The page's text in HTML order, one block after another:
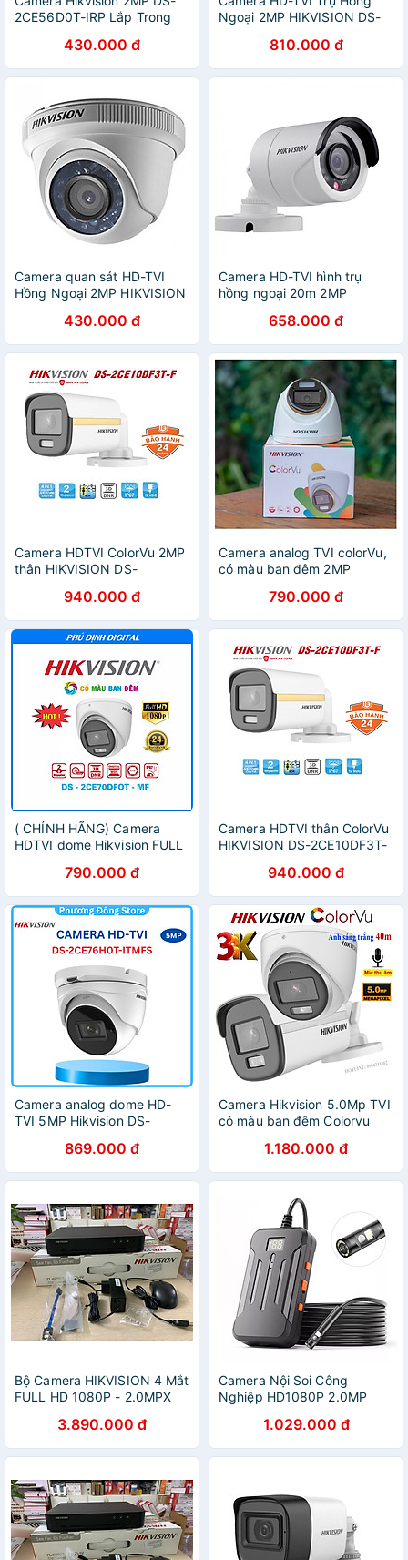
2CE56D0T-IRP Lắp Trong
430.000 đ
Ngoại 2MP HIKVISION DS-
810.000 đ
Camera quan sát HD-TVI
Hồng Ngoại 2MP HIKVISION
Chính Hãng430.000 đ
Camera HD-TVI hình trụ
hồng ngoại 20m 2MP
- Hàng Chính Hãng
658.000 đ
Camera HDTVI ColorVu 2MP
thân HIKVISION DS-
hãng Nhà An Toàn PP
940.000 đ
Camera analog TVI colorVu,
có màu ban đêm 2MP
MF ,hàng chính hãng
790.000 đ
( CHÍNH HÃNG) Camera
HDTVI dome Hikvision FULL
2CE70DF0T-MF - Hàng
Chính Hãng
790.000 đ
Camera HDTVI thân ColorVu
HIKVISION DS-2CE10DF3T-
hãng Nhà An Toàn PP
940.000 đ
Camera analog dome HD-
TVI 5MP Hikvision DS-
mic thu âm - Hàng chính
hãng
869.000 đ
Camera Hikvision 5.0Mp TVI
có màu ban đêm Colorvu
thanh-Hàng chính hãng
1.180.000 đ
Bộ Camera HIKVISION 4 Mắt
FULL HD 1080P - 2.0MPX
đặt + Ổ Cứng 500GB)
3.890.000 đ
Camera Nội Soi Công
Nghiệp HD1080P 2.0MP
Kết Nối WIFI Không Dây Với
Điện Thoại F300 - Hàng
Nhập Khẩu
1.029.000 đ